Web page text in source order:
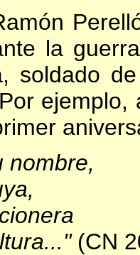
la
soldado
nombre,
(CN